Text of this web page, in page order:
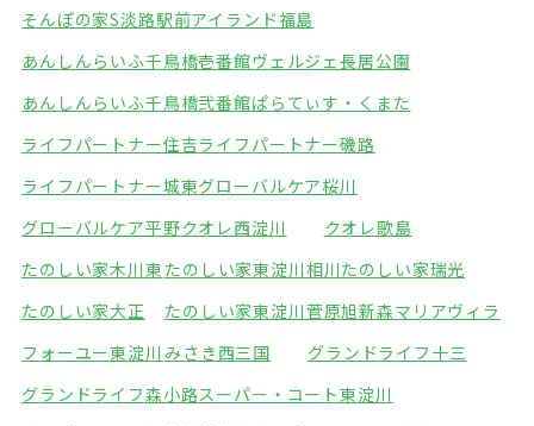
そんぽの家S淡路駅前アイランド福島
あんしんらいふ千鳥橋壱番館ヴェルジェ長居公園
あんしんらいふ千鳥橋弐番館ぱらてぃす・くまた
ライフパートナー住吉ライフパートナー磯路
ライフパートナー城東グローバルケア桜川
グローバルケア平野クオレ西淀川
クオレ歌島
たのしい家木川東 たのしい家東淀川相川たのしい家瑞光
たのしい家大正
たのしい家東淀川菅原旭新森マリアヴィラ
フォーユー東淀川 みさき西三国
グランドライフ十三
グランドライフ森小路スーパー・コート東淀川